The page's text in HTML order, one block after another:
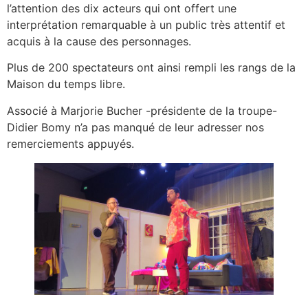
l’attention des dix acteurs qui ont offert une
interprétation remarquable à un public très attentif et
acquis à la cause des personnages.
Plus de 200 spectateurs ont ainsi rempli les rangs de la
Maison du temps libre.
Associé à Marjorie Bucher -présidente de la troupe-
Didier Bomy n’a pas manqué de leur adresser nos
remerciements appuyés.